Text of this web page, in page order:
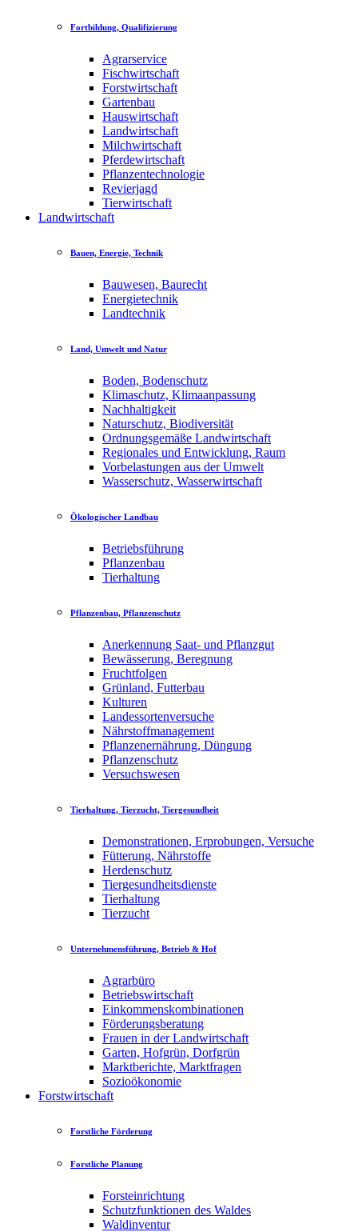
Fortbildung, Qualifizierung
Agrarservice
Fischwirtschaft
Forstwirtschaft
Gartenbau
Hauswirtschaft
Landwirtschaft
Milchwirtschaft
Pferdewirtschaft
Pflanzentechnologie
Revierjagd
Tierwirtschaft
Landwirtschaft
Bauen, Energie, Technik
Bauwesen, Baurecht
Energietechnik
Landtechnik
Land, Umwelt und Natur
Boden, Bodenschutz
Klimaschutz, Klimaanpassung
Nachhaltigkeit
Naturschutz, Biodiversität
Ordnungsgemäße Landwirtschaft
Regionales und Entwicklung, Raum
Vorbelastungen aus der Umwelt
Wasserschutz, Wasserwirtschaft
Ökologischer Landbau
Betriebsführung
Pflanzenbau
Tierhaltung
Pflanzenbau, Pflanzenschutz
Anerkennung Saat- und Pflanzgut
Bewässerung, Beregnung
Fruchtfolgen
Grünland, Futterbau
Kulturen
Landessortenversuche
Nährstoffmanagement
Pflanzenernährung, Düngung
Pflanzenschutz
Versuchswesen
Tierhaltung, Tierzucht, Tiergesundheit
Demonstrationen, Erprobungen, Versuche
Fütterung, Nährstoffe
Herdenschutz
Tiergesundheitsdienste
Tierhaltung
Tierzucht
Unternehmensführung, Betrieb & Hof
Agrarbüro
Betriebswirtschaft
Einkommenskombinationen
Förderungsberatung
Frauen in der Landwirtschaft
Garten, Hofgrün, Dorfgrün
Marktberichte, Marktfragen
Sozioökonomie
Forstwirtschaft
Forstliche Förderung
Forstliche Planung
Forsteinrichtung
Schutzfunktionen des Waldes
Waldinventur